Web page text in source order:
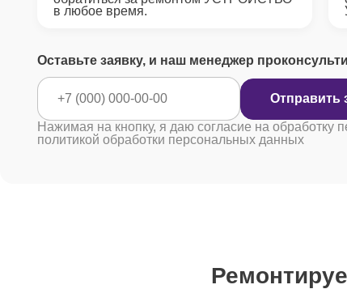
в любое время.
Оставьте заявку, и наш менеджер
Отправить
Нажимая на кнопку, я даю согласие на обработку
политикой обработки персональных данных